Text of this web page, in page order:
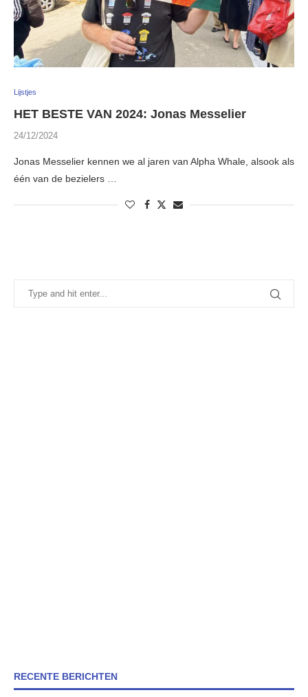
Lijstjes
HET BESTE VAN 2024: Jonas Messelier
24/12/2024
Jonas Messelier kennen we al jaren van Alpha Whale, alsook als
één van de bezielers …
RECENTE BERICHTEN